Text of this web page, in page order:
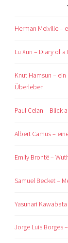
Herman Melville –
Lu Xun – Diary of
Knut Hamsun –
Überleben
Paul Celan – Blick
Albert Camus –
Emily Brontë –
Samuel Becket –
Yasunari
Jorge Luis Borges